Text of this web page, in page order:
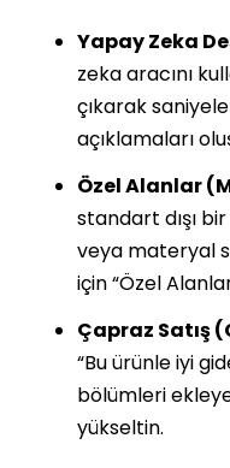
Yapay Zeka
zeka aracını
çıkarak
açıklamaları
Özel Alanlar
standart dışı
veya materyal
için “Özel
Çapraz Satış
“Bu ürünle iyi
bölümleri
yükseltin.